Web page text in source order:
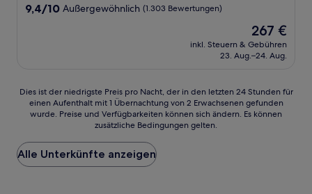
9.4
9,4/10 Außergewöhnlich (1.303 Bewertungen)
Der
Preis
beträgt
267 €
inkl. Steuern & Gebühren
23. Aug.–24. Aug.
Dies
der
Preis
pro
Nacht,
Dies ist der niedrigste Preis pro Nacht, der in den letzten 24 Stunden für
einen Aufenthalt mit 1 Übernachtung von 2 Erwachsenen gefunden
wurde. Preise und Verfügbarkeiten können sich ändern. Es können
zusätzliche Bedingungen gelten.
Alle Unterkünfte anzeigen